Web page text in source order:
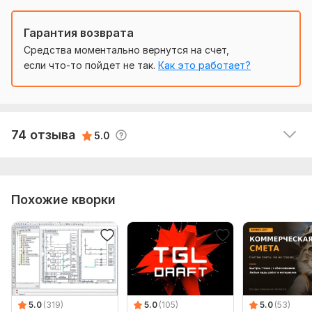
Объем услуги в кворке: Смета до 10 пунктов
Гарантия возврата
Средства моментально вернутся на счет,
если что-то пойдет не так. Как это работает?
74 отзыва 5.0
K Krivets1980
Геннадий- лучший мастер-сметчик, с которым мне
доводилось работать. При сотрудничестве с ним
лучшие рекомендации.
Похожие кворки
5.0 (319)
5.0 (105)
5.0 (53)